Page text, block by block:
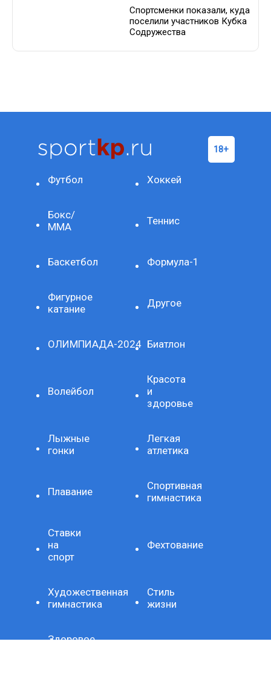
Спортсменки показали, куда
поселили участников Кубка
Содружества
Футбол Хоккей
Бокс/
ММА
Теннис
Баскетбол Формула-1
Фигурное
катание
Другое
ОЛИМПИАДА-2024 Биатлон
Волейбол
Красота
и
здоровье
Лыжные
гонки
Легкая
атлетика
Плавание
Спортивная
гимнастика
Ставки
на
спорт
Фехтование
Художественная
гимнастика
Стиль
жизни
Здоровое